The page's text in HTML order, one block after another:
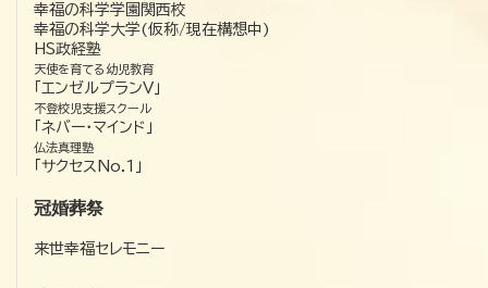
幸福の科学学園関西校
幸福の科学大学(仮称/現在構想中)
HS政経塾
天使を育てる幼児教育
「エンゼルプランV」
不登校児支援スクール
「ネバー・マインド」
仏法真理塾
「サクセスNo.1」
冠婚葬祭
来世幸福セレモニー